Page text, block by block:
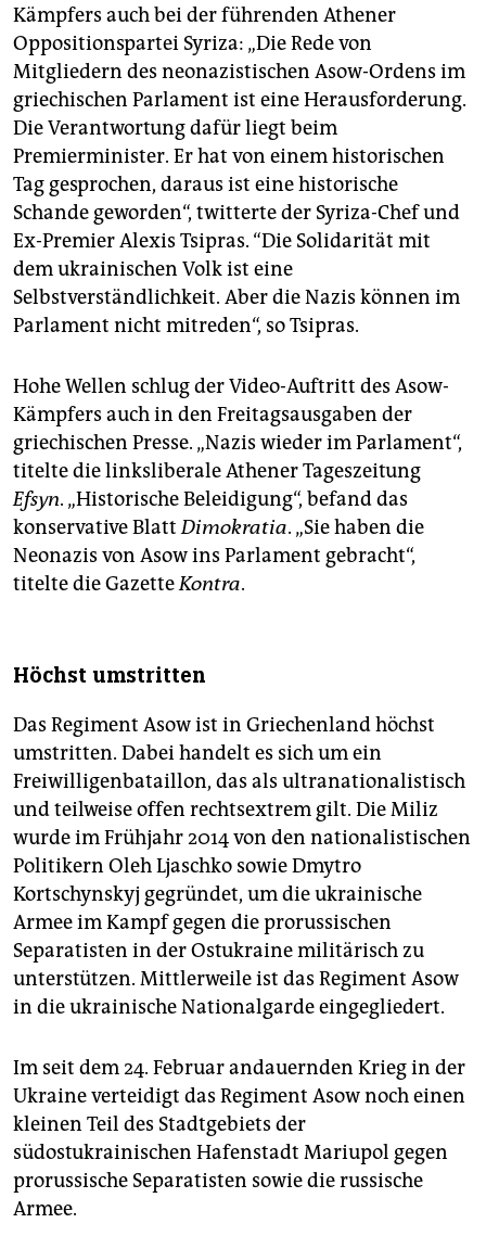
Kämpfers auch bei der führenden Athener
Oppositionspartei Syriza: „Die Rede von
Mitgliedern des neonazistischen Asow-Ordens im
griechischen Parlament ist eine Herausforderung.
Die Verantwortung dafür liegt beim
Premierminister. Er hat von einem historischen
Tag gesprochen, daraus ist eine historische
Schande geworden“, twitterte der Syriza-Chef und
Ex-Premier Alexis Tsipras. “Die Solidarität mit
dem ukrainischen Volk ist eine
Selbstverständlichkeit. Aber die Nazis können im
Parlament nicht mitreden“, so Tsipras.
Hohe Wellen schlug der Video-Auftritt des Asow-
Kämpfers auch in den Freitagsausgaben der
griechischen Presse. „Nazis wieder im Parlament“,
titelte die linksliberale Athener Tageszeitung
Efsyn. „Historische Beleidigung“, befand das
konservative BlattDimokratia. „Sie haben die
Neonazis von Asow ins Parlament gebracht“,
titelte die GazetteKontra.
Höchst umstritten
Das Regiment Asow ist in Griechenland höchst
umstritten. Dabei handelt es sich um ein
Freiwilligenbataillon, das als ultranationalistisch
und teilweise offen rechtsextrem gilt. Die Miliz
wurde im Frühjahr 2014 von den nationalistischen
Politikern Oleh Ljaschko sowie Dmytro
Kortschynskyj gegründet, um die ukrainische
Armee im Kampf gegen die prorussischen
Separatisten in der Ostukraine militärisch zu
unterstützen. Mittlerweile ist das Regiment Asow
in die ukrainische Nationalgarde eingegliedert.
Im seit dem 24. Februar andauernden Krieg in der
Ukraine verteidigt das Regiment Asow noch einen
kleinen Teil des Stadtgebiets der
südostukrainischen Hafenstadt Mariupol gegen
prorussische Separatisten sowie die russische
Armee.